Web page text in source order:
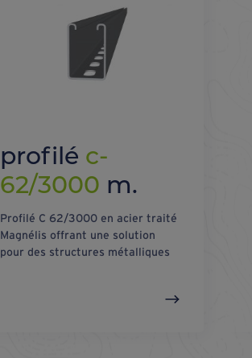
profilé c-
62/3000 m.
Profilé C 62/3000 en acier traité
Magnélis offrant une solution
pour des structures métalliques